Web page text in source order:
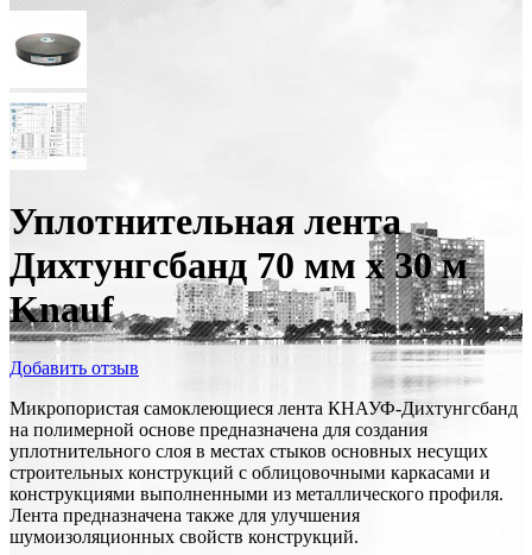
Уплотнительная лента
Дихтунгсбанд 70 мм х 30 м
Knauf
Добавить отзыв
Микропористая самоклеющиеся лента КНАУФ-Дихтунгсбанд
на полимерной основе предназначена для создания
уплотнительного слоя в местах стыков основных несущих
строительных конструкций с облицовочными каркасами и
конструкциями выполненными из металлического профиля.
Лента предназначена также для улучшения
шумоизоляционных свойств конструкций.